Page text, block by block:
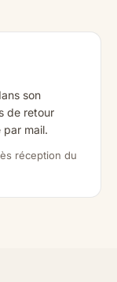
son
de retour
mail.
réception du